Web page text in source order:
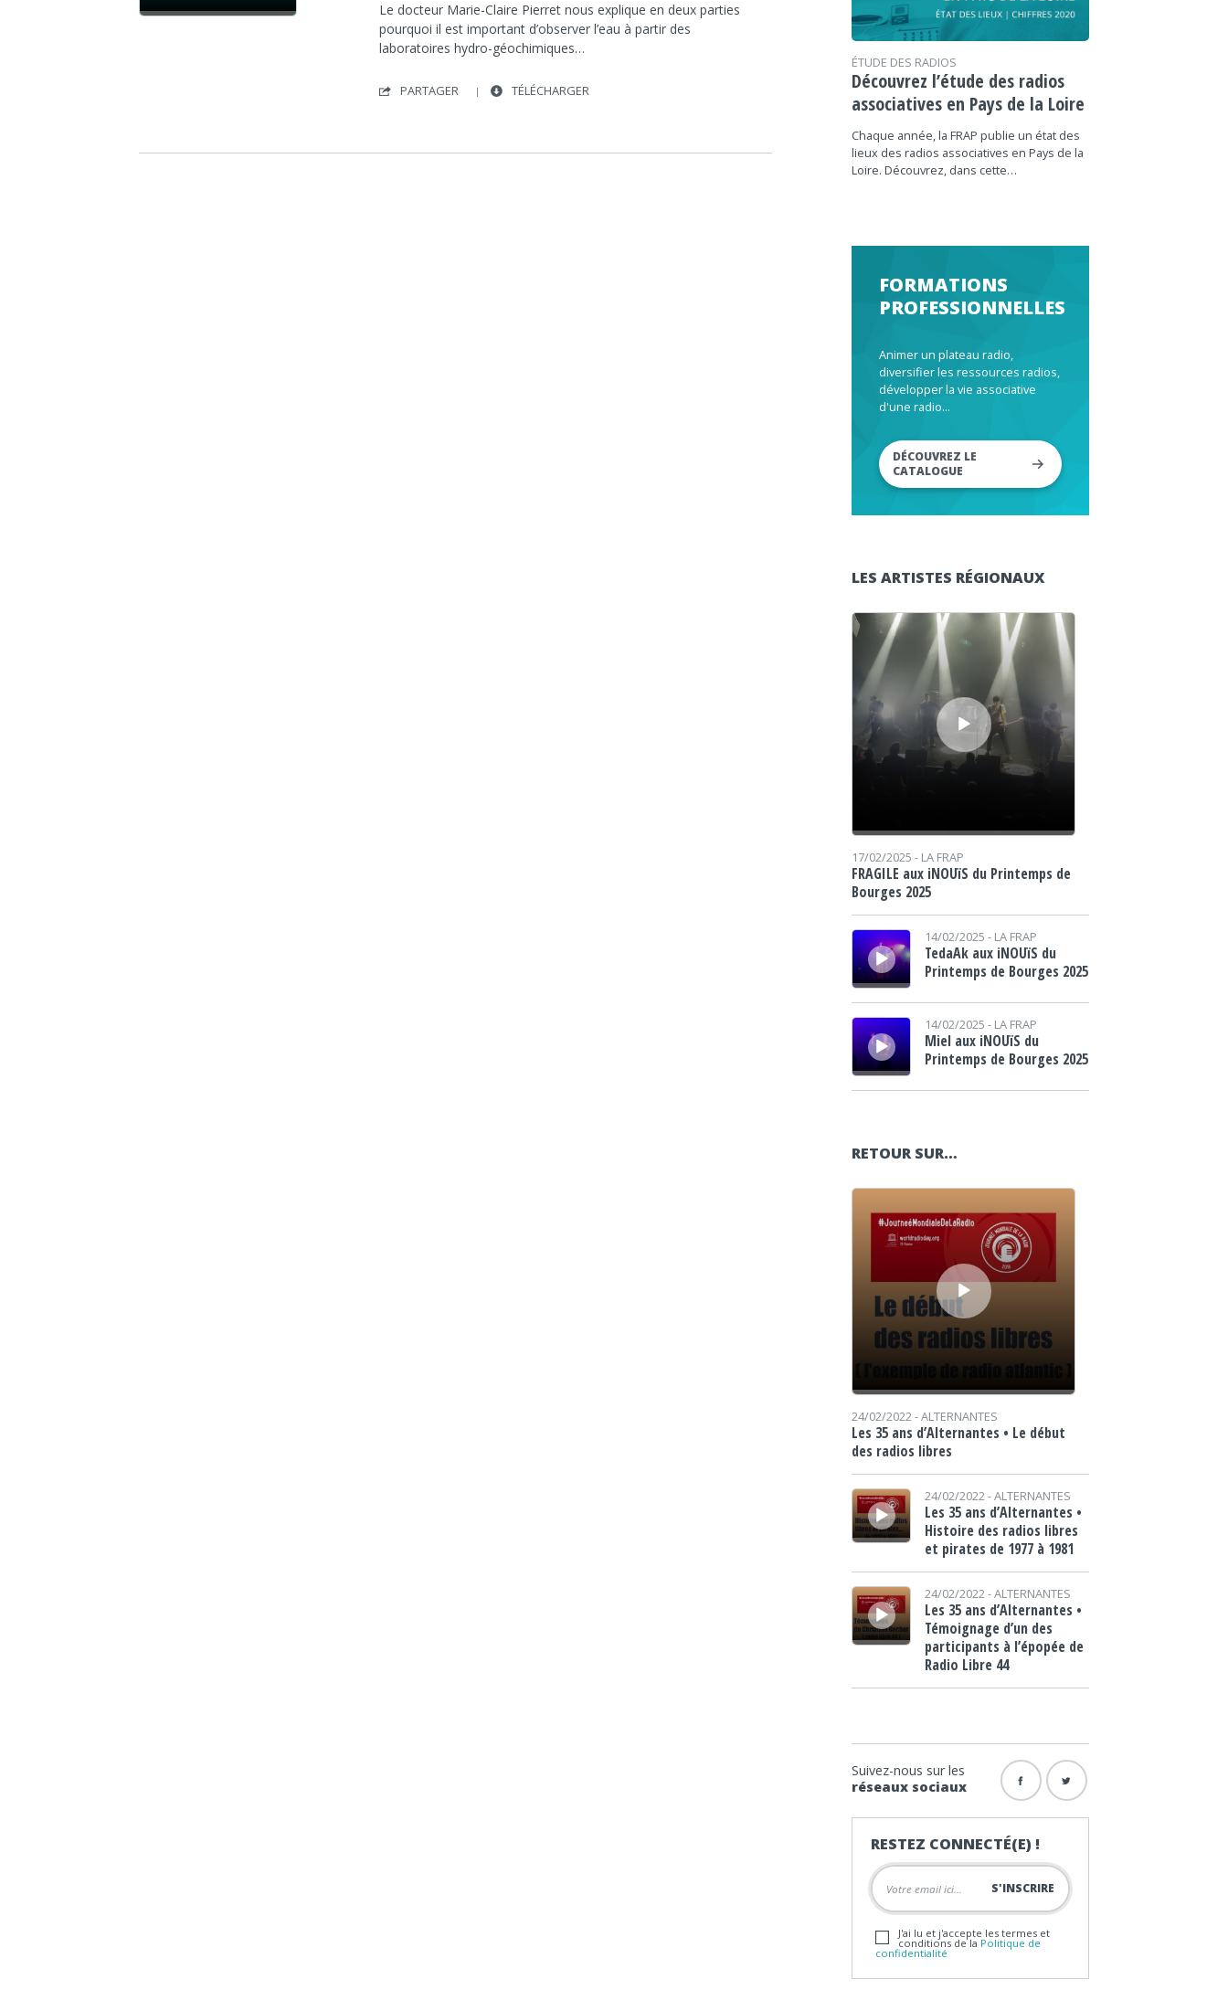
Le docteur Marie-Claire Pierret nous explique en deux parties
pourquoi il est important d’observer l’eau à partir des
laboratoires hydro-géochimiques…
PARTAGER TÉLÉCHARGER
ÉTUDE DES RADIOS
Découvrez l’étude des radios
associatives en Pays de la Loire
Chaque année, la FRAP publie un état des
lieux des radios associatives en Pays de la
Loire. Découvrez, dans cette…
FORMATIONS
PROFESSIONNELLES
Animer un plateau radio,
diversifier les ressources radios,
développer la vie associative
d'une radio...
DÉCOUVREZ LE
CATALOGUE
LES ARTISTES RÉGIONAUX
Lecteur audio
17/02/2025 - LA FRAP
FRAGILE aux iNOUïS du Printemps de
Bourges 2025
Lecteur audio
14/02/2025 - LA FRAP
TedaAk aux iNOUïS du
Printemps de Bourges 2025
Lecteur audio 14/02/2025 - LA FRAP
Miel aux iNOUïS du
Printemps de Bourges 2025
RETOUR SUR…
Lecteur audio
24/02/2022 -ALTERNANTES
Les 35 ans d’Alternantes • Le début
des radios libres
Lecteur audio
24/02/2022 -ALTERNANTES
Les 35 ans d’Alternantes •
Histoire des radios libres
et pirates de 1977 à 1981
Lecteur audio
24/02/2022 -ALTERNANTES
Les 35 ans d’Alternantes •
Témoignage d’un des
participants à l’épopée de
Radio Libre 44
Suivez-nous sur les
réseaux sociaux
RESTEZ CONNECTÉ(E) !
J'ai lu et j'accepte les termes et
conditions de la Politique de
confidentialité